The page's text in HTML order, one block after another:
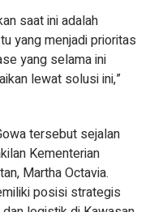
saat ini adalah
yang menjadi prioritas
yang selama ini
lewat solusi ini,”
tersebut sejalan
Kementerian
Martha Octavia.
posisi strategis